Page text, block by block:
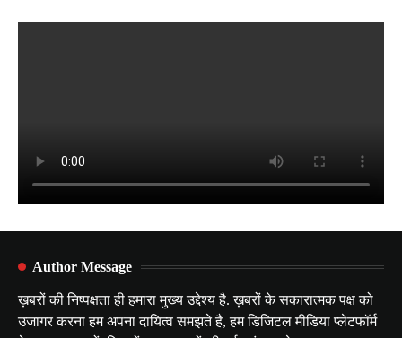
Author Message
ख़बरों की निष्पक्षता ही हमारा मुख्य उद्देश्य है. ख़बरों के सकारात्मक पक्ष को
उजागर करना हम अपना दायित्व समझते है, हम डिजिटल मीडिया प्लेटफॉर्म